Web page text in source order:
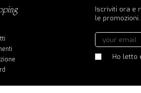
Iscriviti ora e
le promozioni.
Ho letto